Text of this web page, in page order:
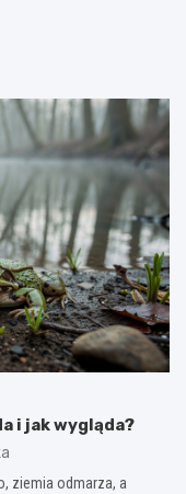
i jak wygląda?
ziemia odmarza, a